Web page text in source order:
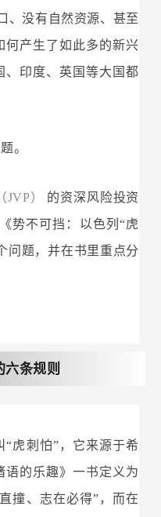
、没有自然资源、甚至
何产生了如此多的新兴
、印度、英国等大国都
。
（JVP） 的资深风险投资
势不可挡：以色列“虎
问题，并在书里重点分
六条规则
虎刺怕”，它来源于希
的乐趣》一书定义为
撞、志在必得”，而在